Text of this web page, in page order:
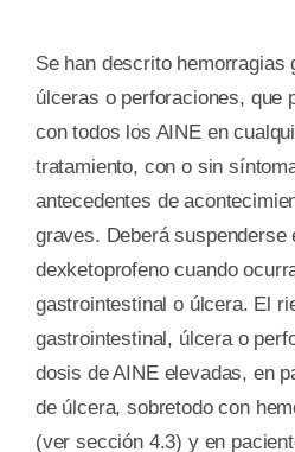
Se han descrito hemorragias
úlceras o perforaciones, que
con todos los AINE en
tratamiento, con o sin
antecedentes de
graves. Deberá suspenderse
dexketoprofeno cuando
gastrointestinal o úlcera. El
gastrointestinal, úlcera o
dosis de AINE elevadas, en
de úlcera, sobretodo con
(ver sección 4.3) y en